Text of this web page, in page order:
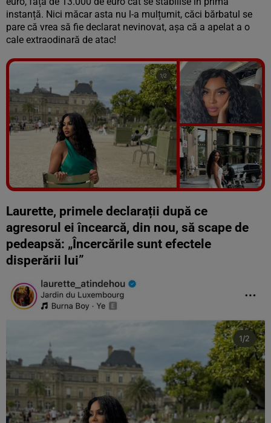
instanță. Nici măcar asta nu l-a mulțumit, căci bărbatul se
pare că vrea să fie declarat nevinovat, așa că a apelat a o
cale extraodinară de atac!
Vezi galeria foto
5 poze
Laurette, primele declarații după ce
agresorul ei încearcă, din nou, să scape de
pedeapsă: „Încercările sunt efectele
disperării lui”